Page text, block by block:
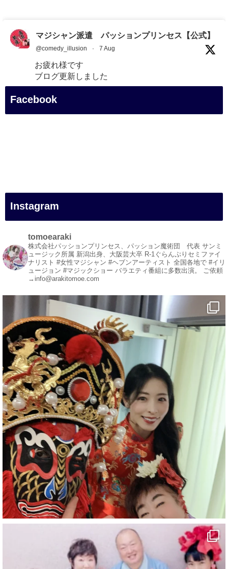
マジシャン派遣 パッションプリンセス【公式】
@comedy_illusion · 7 Aug
お疲れ様です
ブログ更新しました
「マジシャン和歌山旅 白浜町・円月島」
#白浜町
#変面ショー
#イベント
#宴会
#余興
1 5 X
マジシャン派遣 パッションプリンセス【公式】
@comedy_illusion · 7 Aug
お疲れ様です
YouTubeを更新しました
https://youtu.be/9sHKhUQBmUE @YouTube
#企業公式がお疲れ様を言い合う
#チャンネル登録おねがいします
#愛媛県
#新居浜市
#マイントピア別子
#泉寿亭
#有形文化財
#四国
#愛媛観光
#旅行
#旅行動画
#一人旅
#観光スポット
#旅行好きと繋がりたい
Facebook
Instagram
tomoearaki
株式会社パッションプリンセス、パッション魔術団 代表 サンミ
ュージック所属 新潟出身、大阪芸大卒 R-1ぐらんぷりセミファイ
ナリスト #女性マジシャン #ヘブンアーティスト 全国各地で #イリ
ュージョン #マジックショー バラエティ番組に多数出演。 ご依頼
→info@arakitomoe.com